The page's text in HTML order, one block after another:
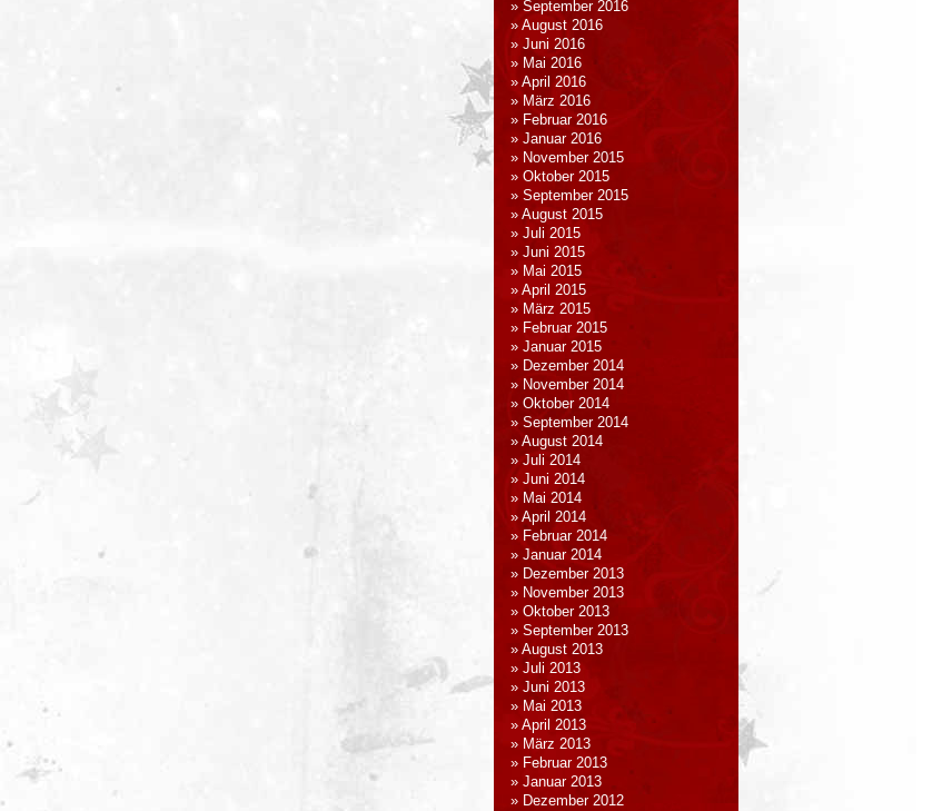
September 2016
August 2016
Juni 2016
Mai 2016
April 2016
März 2016
Februar 2016
Januar 2016
November 2015
Oktober 2015
September 2015
August 2015
Juli 2015
Juni 2015
Mai 2015
April 2015
März 2015
Februar 2015
Januar 2015
Dezember 2014
November 2014
Oktober 2014
September 2014
August 2014
Juli 2014
Juni 2014
Mai 2014
April 2014
Februar 2014
Januar 2014
Dezember 2013
November 2013
Oktober 2013
September 2013
August 2013
Juli 2013
Juni 2013
Mai 2013
April 2013
März 2013
Februar 2013
Januar 2013
Dezember 2012